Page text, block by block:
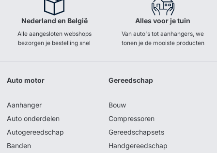
Nederland en België
Alle aangesloten webshops
bezorgen je bestelling snel
Alles voor je tuin
Van auto's tot aanhangers, we
tonen je de mooiste producten
Auto motor
Aanhanger
Auto onderdelen
Autogereedschap
Banden
Gereedschap
Bouw
Compressoren
Gereedschapsets
Handgereedschap